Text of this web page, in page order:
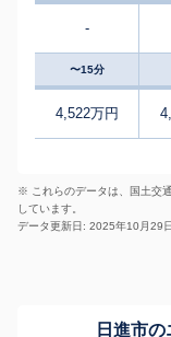
-
〜15分
4,522万円
※ これらのデータは、国土交
しています。
データ更新日: 2025年10月29日
日進市